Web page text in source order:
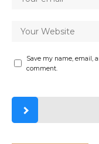
Save my name, email,
comment.